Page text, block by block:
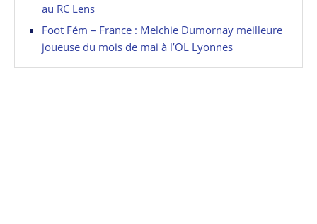
au RC Lens
Foot Fém – France : Melchie Dumornay meilleure
joueuse du mois de mai à l’OL Lyonnes